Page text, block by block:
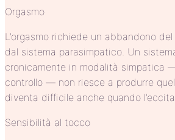
Orgasmo
L’orgasmo richiede un abbandono
dal sistema parasimpatico. Un
cronicamente in modalità simpatica
controllo — non riesce a produrre quel
diventa difficile anche quando
Sensibilità al tocco